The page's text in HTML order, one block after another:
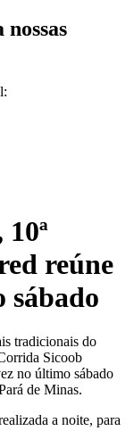
reúne
sábado
tradicionais do
Sicoob
no último sábado
de Minas.
a noite, para